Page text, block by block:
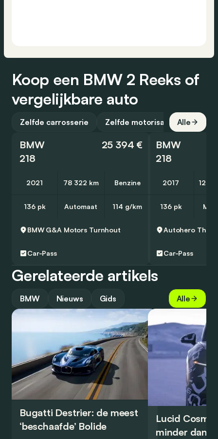
Koop een BMW 2 Reeks of
vergelijkbare auto
Zelfde carrosserie Zelfde motorisatie Alle
BMW
218
25 394 €
2021 78 322 km Benzine
136 pk Automaat 114 g/km
BMW G&A Motors Turnhout
Car-Pass
BMW
218
2017 128
136 pk
Autohero
Car-Pass
Gerelateerde artikels
BMW Nieuws Gids Alle
Bugatti Destrier: de meest
‘beschaafde’ Bolide
Lucid
minder dan